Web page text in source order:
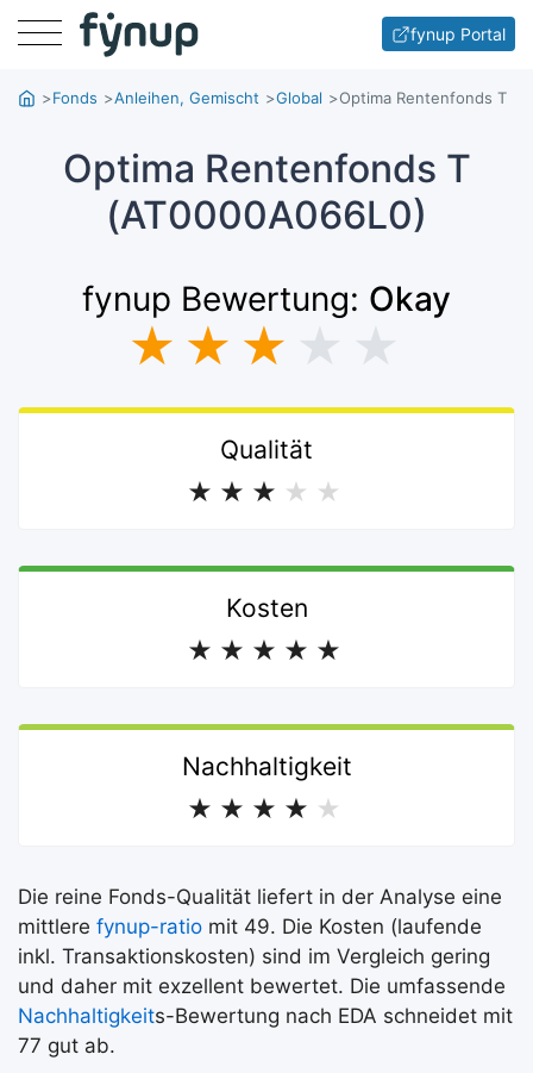
Menu fynup Portal
Fonds Anleihen, Gemischt Global Optima Rentenfonds T
Optima Rentenfonds T
(AT0000A066L0)
fynup Bewertung: Okay
★ ★ ★
Qualität
★ ★ ★ ★ ★
Kosten
★ ★ ★ ★ ★
Nachhaltigkeit
★ ★ ★ ★ ★
Die reine Fonds-Qualität liefert in der Analyse eine
mittlere fynup-ratio mit 49. Die Kosten (laufende
inkl. Transaktionskosten) sind im Vergleich gering
und daher mit exzellent bewertet. Die umfassende
Nachhaltigkeits-Bewertung nach EDA schneidet mit
77 gut ab.